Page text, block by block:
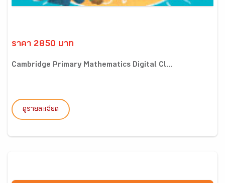
ราคา 2850 บาท
Cambridge Primary Mathematics Digital Cl...
ดูรายละเอียด